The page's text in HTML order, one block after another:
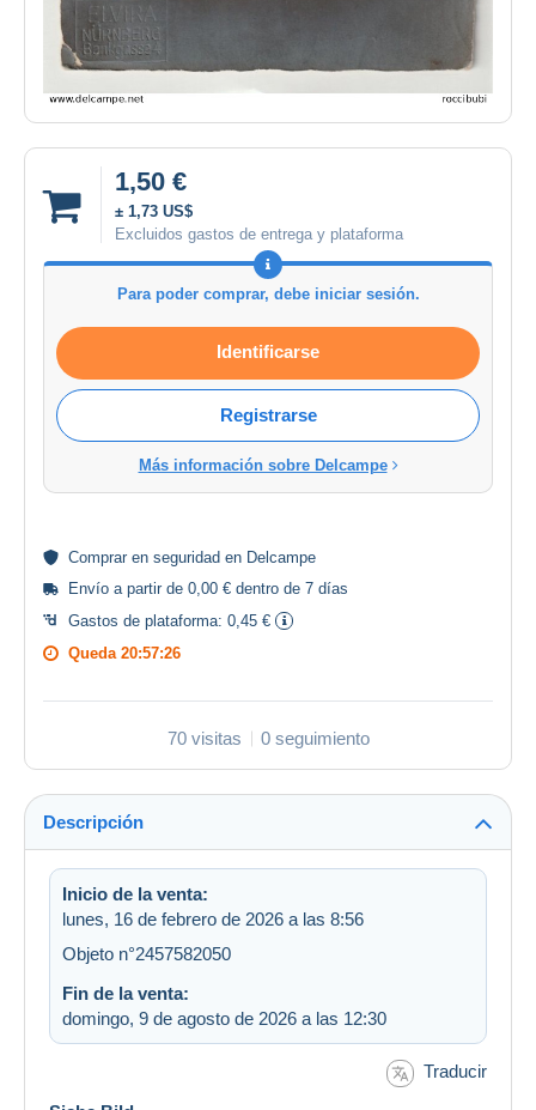
1,50 €
± 1,73 US$
Excluidos gastos de entrega y plataforma
Para poder comprar, debe iniciar sesión.
Identificarse
Registrarse
Más información sobre Delcampe
Comprar en seguridad en Delcampe
Envío a partir de 0,00 € dentro de 7 días
Gastos de plataforma: 0,45 €
Queda 20:57:26
70 visitas 0 seguimiento
Descripción
Inicio de la venta:
lunes, 16 de febrero de 2026 a las 8:56
Objeto n°2457582050
Fin de la venta:
domingo, 9 de agosto de 2026 a las 12:30
Traducir